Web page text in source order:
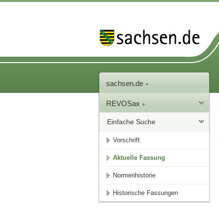
sachsen.de
REVOSax
Einfache Suche
Vorschrift
Aktuelle Fassung
Normenhistorie
Historische Fassungen